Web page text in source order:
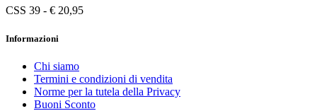
CSS 39 - € 20,95
Informazioni
Chi siamo
Termini e condizioni di vendita
Norme per la tutela della Privacy
Buoni Sconto